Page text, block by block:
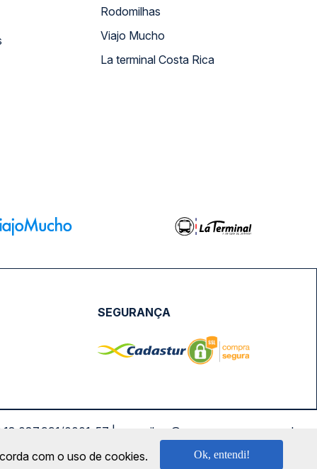
Rodomilhas
Viajo Mucho
La terminal Costa Rica
SEGURANÇA
0001-57 | saconibus@queropassagem.com.br
com o uso de cookies. Ok, entendi!